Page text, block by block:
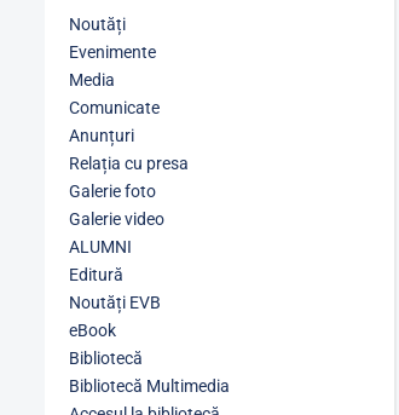
Noutăți
Evenimente
Media
Comunicate
Anunțuri
Relația cu presa
Galerie foto
Galerie video
ALUMNI
Editură
Noutăți EVB
eBook
Bibliotecă
Bibliotecă Multimedia